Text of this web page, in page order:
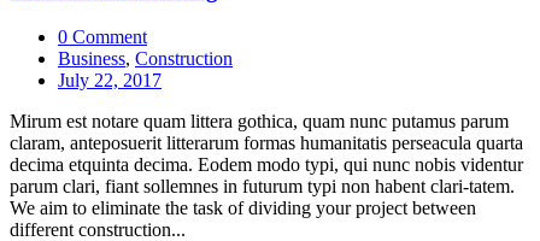
0 Comment
Business, Construction
July 22, 2017
Mirum est notare quam littera gothica, quam nunc putamus parum
claram, anteposuerit litterarum formas humanitatis perseacula quarta
decima etquinta decima. Eodem modo typi, qui nunc nobis videntur
parum clari, fiant sollemnes in futurum typi non habent clari-tatem.
We aim to eliminate the task of dividing your project between
different construction...